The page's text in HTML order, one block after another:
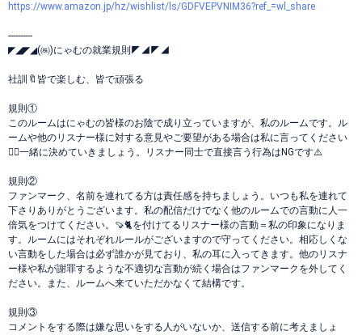
https://www.amazon.jp/hz/wishlist/ls/GDFVEPVNIM36?ref_=wl_share
----------
◤◢◤◢(㈱)にゃむの就業規則◤◢◤◢
社訓🔖皆で楽しむ、皆で頑張る
規則①
このルームはにゃむの皆様のお陰で成り立っていますが、私のルームです。ル
ームや他のリスナー様に対する意見やご要望がある場合は私に言ってください
🙇‍♀️一緒に決めていきましょう。リスナー同士で直接言う行為はNGです⚠️
規則②
ファンマーク、名前を連れてる方は責任感を持ちましょう。いつも私を連れて
下さりありがとうございます。私の配信だけでなく他のルームでの言動に人一
倍気をつけてください。🍠🐈を付けてるリスナー様の言動＝私の印象になりま
す。ルームにはそれぞれルールがございますので守ってください。相応しくな
い言動をした場合は必ず誰かが見ており、私の耳に入ってきます。他のリスナ
ー様や私が謝罪するような不適切な言動が続く場合はファンマークを外してく
ださい。また、ルームへ来ていただかなくて結構です。
規則③
コメントをする際は嫌な思いをする人がいないか、送信する前に考えましょ